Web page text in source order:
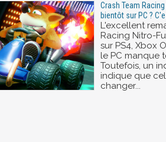
Crash Team
bientôt sur PC ?
L'excellent
Racing Nitro-
sur PS4, Xbox
le PC manque
Toutefois, un
indique que
changer...